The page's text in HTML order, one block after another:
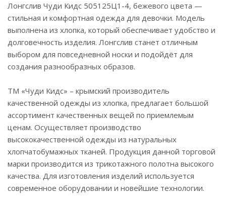
Лонгслив Чуди Кидс 505125Ц1-4, бежевого цвета —
стильная и комфортная одежда для девочки. Модель
выполнена из хлопка, который обеспечивает удобство и
долговечность изделия. Лонгслив станет отличным
выбором для повседневной носки и подойдёт для
создания разнообразных образов.
ТМ «Чуди Кидс» – крымский производитель
качественной одежды из хлопка, предлагает большой
ассортимент качественных вещей по приемлемым
ценам. Осуществляет производство
высококачественной одежды из натуральных
хлопчатобумажных тканей. Продукция данной торговой
марки производится из трикотажного полотна высокого
качества. Для изготовления изделий используется
современное оборудовании и новейшие технологии.